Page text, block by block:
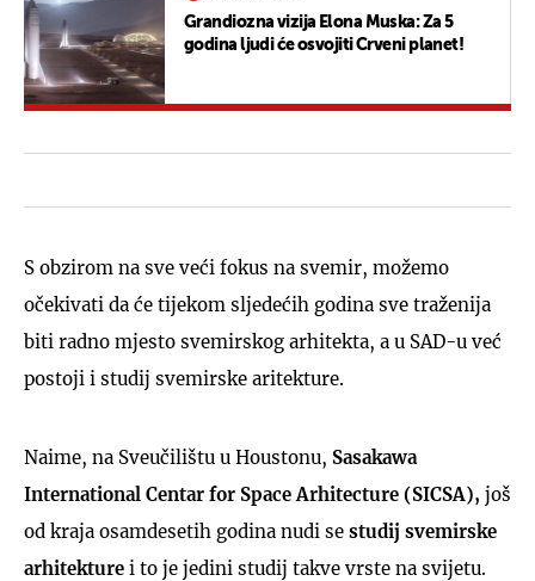
Grandiozna vizija Elona Muska: Za 5
godina ljudi će osvojiti Crveni planet!
S obzirom na sve veći fokus na svemir, možemo
očekivati da će tijekom sljedećih godina sve traženija
biti radno mjesto svemirskog arhitekta, a u SAD-u već
postoji i studij svemirske aritekture.
Naime, na Sveučilištu u Houstonu, Sasakawa
International Centar for Space Arhitecture (SICSA), još
od kraja osamdesetih godina nudi se studij svemirske
arhitekture i to je jedini studij takve vrste na svijetu.